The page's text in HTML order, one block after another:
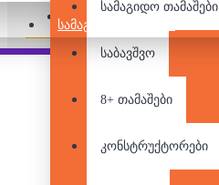
ᲡᲐᲛᲐᲒᲘᲓᲝ ᲗᲐᲛᲐᲨᲔᲑᲘ
სამაგიდო თამაშები
საბავშვო
8+ თამაშები
კონსტრუქტორები
Pair it With